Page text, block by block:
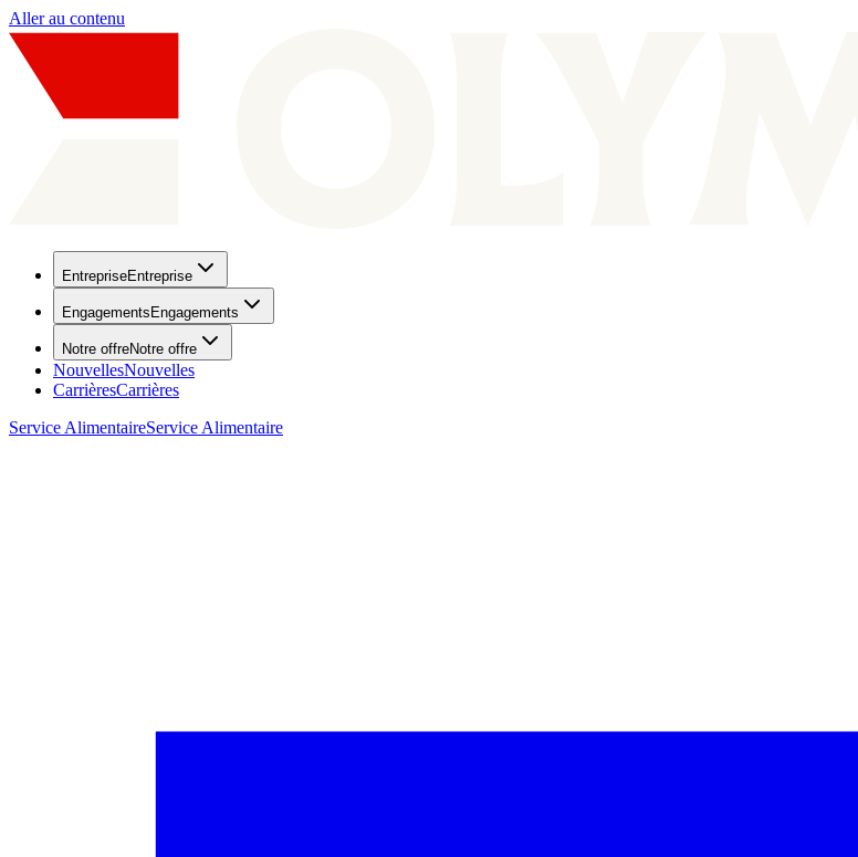
Aller au contenu
EntrepriseEntreprise
Engagements Engagements
Notre offreNotre offre
NouvellesNouvelles
CarrièresCarrières
Service AlimentaireService Alimentaire